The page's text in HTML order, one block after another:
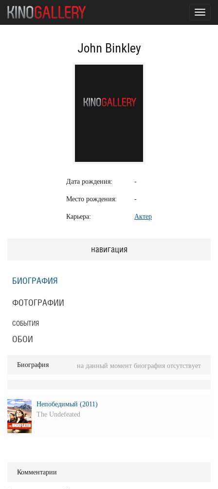
John Binkley
Дата рождения: -
Место рождения: -
Карьера: Актер
навигация
БИОГРАФИЯ
ФОТОГРАФИИ
СОБЫТИЯ
ОБОИ
Биография на данный момент биография отсутствует
Непобедимый (2011)
The Undefeated
Комментарии